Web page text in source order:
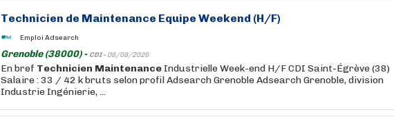
Technicien de Maintenance Equipe Weekend (H/F)
Emploi Adsearch
Grenoble (38000) - CDI - 08/08/2026
En bref Technicien Maintenance Industrielle Week-end H/F CDI Saint-Égrève (38)
Salaire : 33 / 42 k bruts selon profil Adsearch Grenoble Adsearch Grenoble, division
Industrie Ingénierie, ...